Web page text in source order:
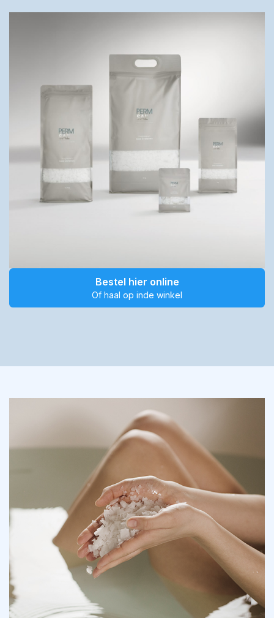
Bestel hier online
Of haal op inde winkel